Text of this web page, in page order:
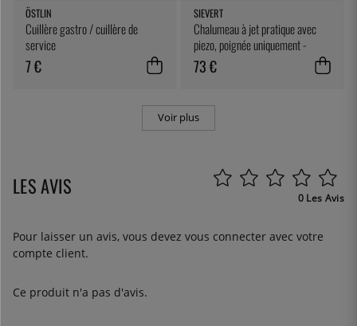
ÖSTLIN
Cuillère gastro / cuillère de
service
7 €
SIEVERT
Chalumeau à jet pratique avec
piezo, poignée uniquement -
Sievert
73 €
Voir plus
LES AVIS 0 Les Avis
Pour laisser un avis, vous devez vous connecter avec votre
compte client.
Ce produit n'a pas d'avis.